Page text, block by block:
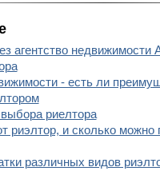
агентство недвижимости
- есть ли
риелтора
риэлтор, и сколько можно
различных видов